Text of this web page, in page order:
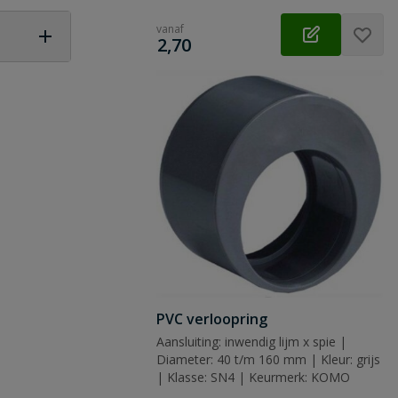
vanaf
€
2,70
PVC verloopring
Aansluiting: inwendig lijm x spie |
Diameter: 40 t/m 160 mm | Kleur: grijs
| Klasse: SN4 | Keurmerk: KOMO